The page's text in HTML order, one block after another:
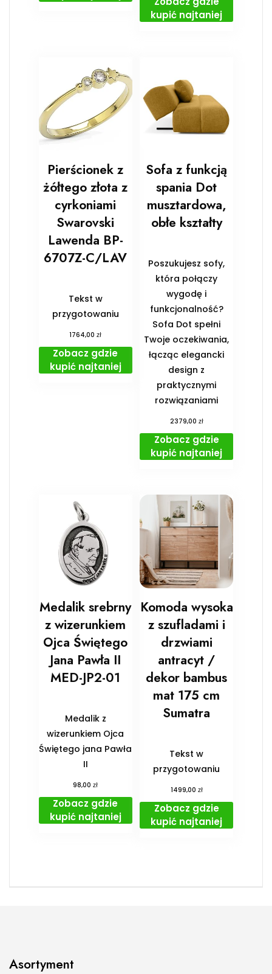
kupić najtaniej
Pierścionek z
żółtego złota z
cyrkoniami
Swarovski
Lawenda BP-
6707Z-C/LAV
Tekst w
przygotowaniu
1764,00zł
Zobacz gdzie
kupić najtaniej
Sofa z funkcją
spania Dot
musztardowa,
obłe kształty
Poszukujesz sofy,
która połączy
wygodę i
funkcjonalność?
Sofa Dot spełni
Twoje oczekiwania,
łącząc elegancki
design z
praktycznymi
rozwiązaniami
2379,00 zł
Zobacz gdzie
kupić najtaniej
Medalik srebrny
z wizerunkiem
Ojca Świętego
Jana Pawła II
MED-JP2-01
Medalik z
wizerunkiem Ojca
Świętego jana Pawła
II
98,00zł
Zobacz gdzie
kupić najtaniej
Komoda wysoka
z szufladami i
drzwiami
antracyt /
dekor bambus
mat 175 cm
Sumatra
Tekst w
przygotowaniu
1499,00 zł
Zobacz gdzie
kupić najtaniej
Asortyment